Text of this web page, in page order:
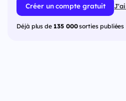
Créer un compte gratuit
Déjà plus de 135 000sorties publiées